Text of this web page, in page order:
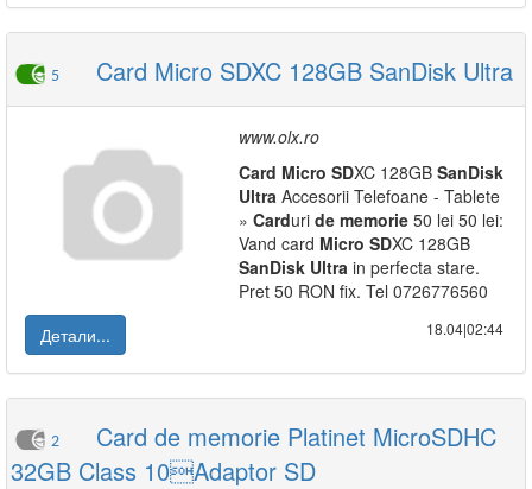
5 Card Micro SDXC 128GB SanDisk Ultra
www.olx.ro
Card Micro SDXC 128GB SanDisk
Ultra Accesorii Telefoane - Tablete
» Carduri de memorie 50 lei 50 lei:
Vand card Micro SDXC 128GB
SanDisk Ultra in perfecta stare.
Pret 50 RON fix. Tel 0726776560
Детали...
18.04|02:44
2
Card de memorie Platinet MicroSDHC
32GB Class 10Adaptor SD